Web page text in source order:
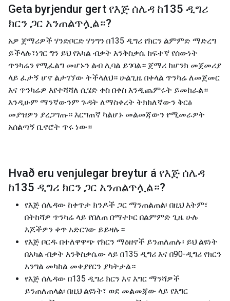
Geta byrjendur gert የእጅ ሰሌዳ ከ135 ዲግሪ
ክርን ጋር አንጠልጥሏል።?
አዎ ጀማሪዎች ሃንድቦርድ ሃንግን በ135 ዲግሪ የክርን ልምምድ ማድረግ
ይችላሉ፣ነገር ግን ይህ የአካል ብቃት እንቅስቃሴ ከፍተኛ የሰውነት
ጥንካሬን የሚፈልግ መሆኑን ልብ ሊባል ይገባል። ጀማሪ ከሆንክ መጀመሪያ
ላይ ፈታኝ ሆኖ ልታገኘው ትችላለህ። ሁልጊዜ በቀላል ጥንካሬ ለመጀመር
እና ጥንካሬዎ እየተሻሻለ ሲሄድ ቀስ በቀስ እንዲጨምሩት ይመከራል።
እንዲሁም ማንኛውንም ጉዳት ለማስቀረት ትክክለኛውን ቅርፅ
መያዝዎን ያረጋግጡ። እርግጠኛ ካልሆኑ መልመጃውን የሚመራዎት
አሰልጣኝ ቢኖሮት ጥሩ ነው።
Hvað eru venjulegar breytur á የእጅ ሰሌዳ
ከ135 ዲግሪ ክርን ጋር አንጠልጥሏል።?
የእጅ ሰሌዳው ከቀጥታ ክንዶች ጋር ማንጠልጠል፡ በዚህ እትም፣
በትከሻዎ ጥንካሬ ላይ የበለጠ በማተኮር በልምምድ ጊዜ ሁሉ
እጆችዎን ቀጥ አድርገው ይይዛሉ።
የእጅ ቦርዱ በተለዋዋጭ የክርን ማዕዘኖች ይንጠለጠሉ፡ ይህ ልዩነት
በአካል ብቃት እንቅስቃሴው ላይ በ135 ዲግሪ እና በ90-ዲግሪ የክርን
አንግል መካከል መቀያየርን ያካትታል።
የእጅ ሰሌዳው በ135 ዲግሪ ክርን እና እግር ማንሻዎች
ይንጠለጠላል፡ በዚህ ልዩነት፣ ወደ መልመጃው ላይ የእግር